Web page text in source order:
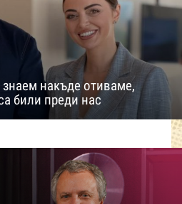
накъде отиваме,
били преди нас